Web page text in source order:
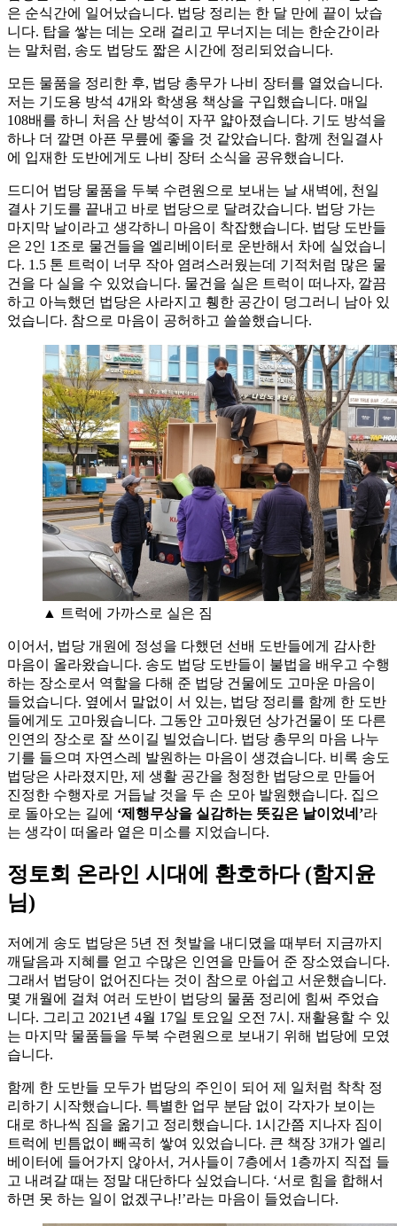
은 순식간에 일어났습니다. 법당 정리는 한 달 만에 끝이 났습
니다. 탑을 쌓는 데는 오래 걸리고 무너지는 데는 한순간이라
는 말처럼, 송도 법당도 짧은 시간에 정리되었습니다.
모든 물품을 정리한 후, 법당 총무가 나비 장터를 열었습니다.
저는 기도용 방석 4개와 학생용 책상을 구입했습니다. 매일
108배를 하니 처음 산 방석이 자꾸 얇아졌습니다. 기도 방석을
하나 더 깔면 아픈 무릎에 좋을 것 같았습니다. 함께 천일결사
에 입재한 도반에게도 나비 장터 소식을 공유했습니다.
드디어 법당 물품을 두북 수련원으로 보내는 날 새벽에, 천일
결사 기도를 끝내고 바로 법당으로 달려갔습니다. 법당 가는
마지막 날이라고 생각하니 마음이 착잡했습니다. 법당 도반들
은 2인 1조로 물건들을 엘리베이터로 운반해서 차에 실었습니
다. 1.5 톤 트럭이 너무 작아 염려스러웠는데 기적처럼 많은 물
건을 다 실을 수 있었습니다. 물건을 실은 트럭이 떠나자, 깔끔
하고 아늑했던 법당은 사라지고 휑한 공간이 덩그러니 남아 있
었습니다. 참으로 마음이 공허하고 쓸쓸했습니다.
▲ 트럭에 가까스로 실은 짐
이어서, 법당 개원에 정성을 다했던 선배 도반들에게 감사한
마음이 올라왔습니다. 송도 법당 도반들이 불법을 배우고 수행
하는 장소로서 역할을 다해 준 법당 건물에도 고마운 마음이
들었습니다. 옆에서 말없이 서 있는, 법당 정리를 함께 한 도반
들에게도 고마웠습니다. 그동안 고마웠던 상가건물이 또 다른
인연의 장소로 잘 쓰이길 빌었습니다. 법당 총무의 마음 나누
기를 들으며 자연스레 발원하는 마음이 생겼습니다. 비록 송도
법당은 사라졌지만, 제 생활 공간을 청정한 법당으로 만들어
진정한 수행자로 거듭날 것을 두 손 모아 발원했습니다. 집으
로 돌아오는 길에 ‘제행무상을 실감하는 뜻깊은 날이었네’라
는 생각이 떠올라 옅은 미소를 지었습니다.
정토회 온라인 시대에 환호하다 (함지윤
님)
저에게 송도 법당은 5년 전 첫발을 내디뎠을 때부터 지금까지
깨달음과 지혜를 얻고 수많은 인연을 만들어 준 장소였습니다.
그래서 법당이 없어진다는 것이 참으로 아쉽고 서운했습니다.
몇 개월에 걸쳐 여러 도반이 법당의 물품 정리에 힘써 주었습
니다. 그리고 2021년 4월 17일 토요일 오전 7시. 재활용할 수 있
는 마지막 물품들을 두북 수련원으로 보내기 위해 법당에 모였
습니다.
함께 한 도반들 모두가 법당의 주인이 되어 제 일처럼 착착 정
리하기 시작했습니다. 특별한 업무 분담 없이 각자가 보이는
대로 하나씩 짐을 옮기고 정리했습니다. 1시간쯤 지나자 짐이
트럭에 빈틈없이 빼곡히 쌓여 있었습니다. 큰 책장 3개가 엘리
베이터에 들어가지 않아서, 거사들이 7층에서 1층까지 직접 들
고 내려갈 때는 정말 대단하다 싶었습니다. ‘서로 힘을 합해서
하면 못 하는 일이 없겠구나!’라는 마음이 들었습니다.